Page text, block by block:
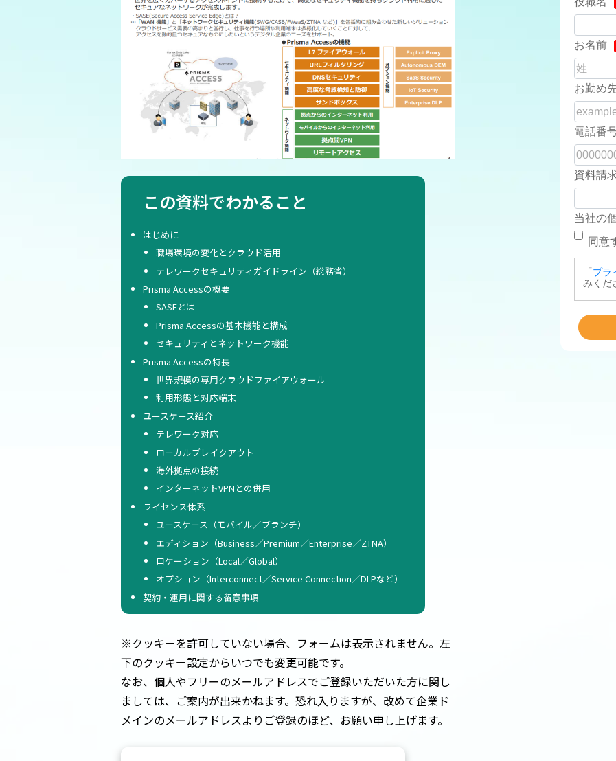
この資料でわかること
はじめに
職場環境の変化とクラウド活用
テレワークセキュリティガイドライン（総務省）
Prisma Accessの概要
SASEとは
Prisma Accessの基本機能と構成
セキュリティとネットワーク機能
Prisma Accessの特長
世界規模の専用クラウドファイアウォール
利用形態と対応端末
ユースケース紹介
テレワーク対応
ローカルブレイクアウト
海外拠点の接続
インターネットVPNとの併用
ライセンス体系
ユースケース（モバイル／ブランチ）
エディション（Business／Premium／Enterprise／ZTNA）
ロケーション（Local／Global）
オプション（Interconnect／Service Connection／DLPなど）
契約・運用に関する留意事項
※クッキーを許可していない場合、フォームは表示されません。左
下のクッキー設定からいつでも変更可能です。
なお、個人やフリーのメールアドレスでご登録いただいた方に関し
ましては、ご案内が出来かねます。恐れ入りますが、改めて企業ド
メインのメールアドレスよりご登録のほど、お願い申し上げます。